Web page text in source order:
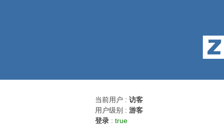
当前用户 : 访客
用户级别 : 游客
登录 : true